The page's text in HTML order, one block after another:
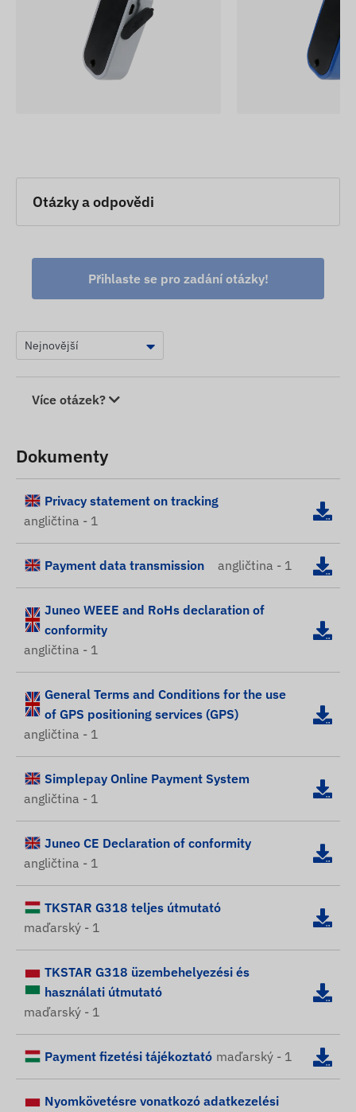
Otázky a odpovědi
Přihlaste se pro zadání otázky!
Více otázek?
Dokumenty
Privacy statement on tracking
angličtina - 1
Payment data transmission angličtina - 1
Juneo WEEE and RoHs declaration of
conformity
angličtina - 1
General Terms and Conditions for the use
of GPS positioning services (GPS)
angličtina - 1
Simplepay Online Payment System
angličtina - 1
Juneo CE Declaration of conformity
angličtina - 1
TKSTAR G318 teljes útmutató
maďarský - 1
TKSTAR G318 üzembehelyezési és
használati útmutató
maďarský - 1
Payment fizetési tájékoztató maďarský - 1
Nyomkövetésre vonatkozó adatkezelési